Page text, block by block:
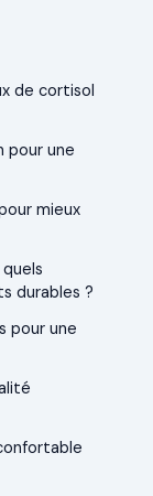
de cortisol
pour une
mieux
durables ?
pour une